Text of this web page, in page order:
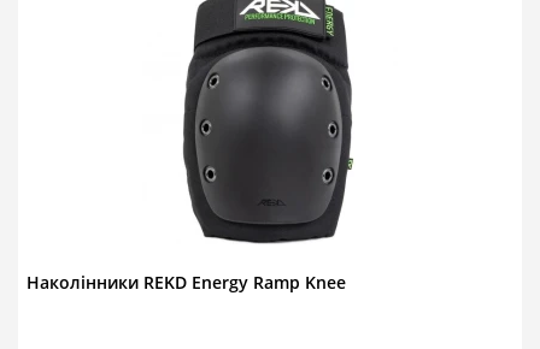
Наколінники REKD Energy Ramp Knee